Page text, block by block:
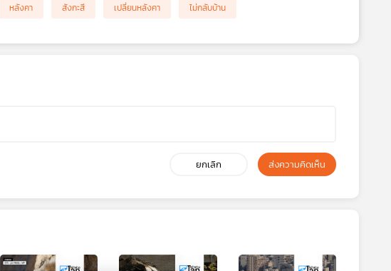
หลังคา สังกะสี เปลี่ยนหลังคา ไม่กลับบ้าน
ยกเลิก ส่งความคิดเห็น